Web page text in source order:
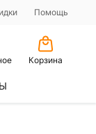
Помощь
Корзина